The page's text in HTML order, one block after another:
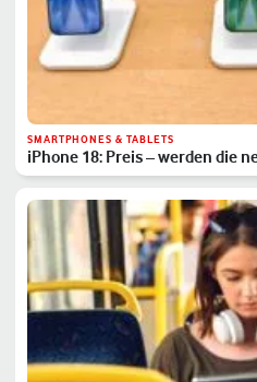
SMARTPHONES & TABLETS
iPhone 18: Preis – werden die